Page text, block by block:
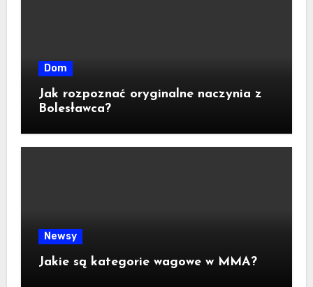
Dom
Jak rozpoznać oryginalne naczynia z
Bolesławca?
Newsy
Jakie są kategorie wagowe w MMA?